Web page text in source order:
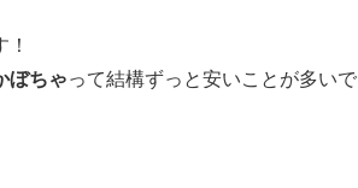
！
ぼちゃって結構ずっと安いことが多いで